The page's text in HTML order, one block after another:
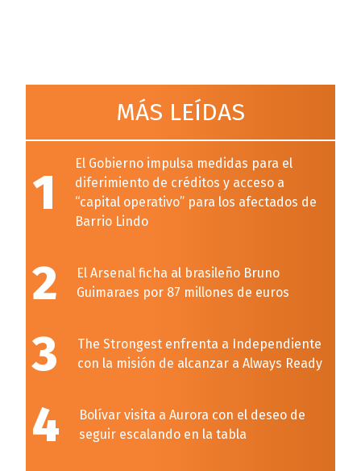
MÁS LEÍDAS
1
El Gobierno impulsa medidas para el
diferimiento de créditos y acceso a
“capital operativo” para los afectados de
Barrio Lindo
2
El Arsenal ficha al brasileño Bruno
Guimaraes por 87 millones de euros
3
The Strongest enfrenta a Independiente
con la misión de alcanzar a Always Ready
4
Bolívar visita a Aurora con el deseo de
seguir escalando en la tabla